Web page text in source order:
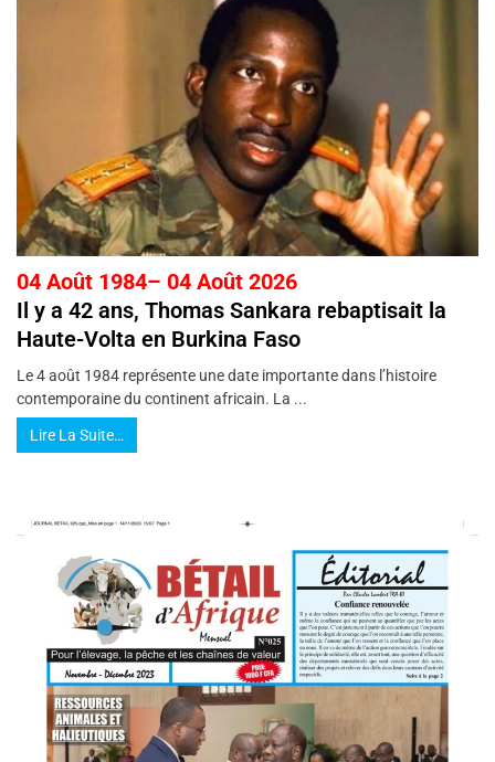
04 Août 1984– 04 Août 2026
Il y a 42 ans, Thomas Sankara rebaptisait la
Haute-Volta en Burkina Faso
Le 4 août 1984 représente une date importante dans l’histoire
contemporaine du continent africain. La ...
Lire La Suite…